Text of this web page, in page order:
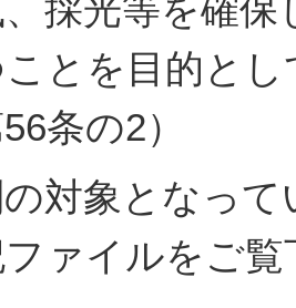
採光等を確保
とを目的と
条の2）
対象となっ
ァイルをご覧